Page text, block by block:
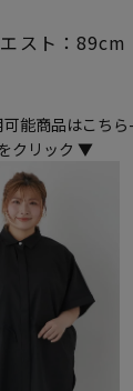
スト：
能商品はこち
クリック ▼